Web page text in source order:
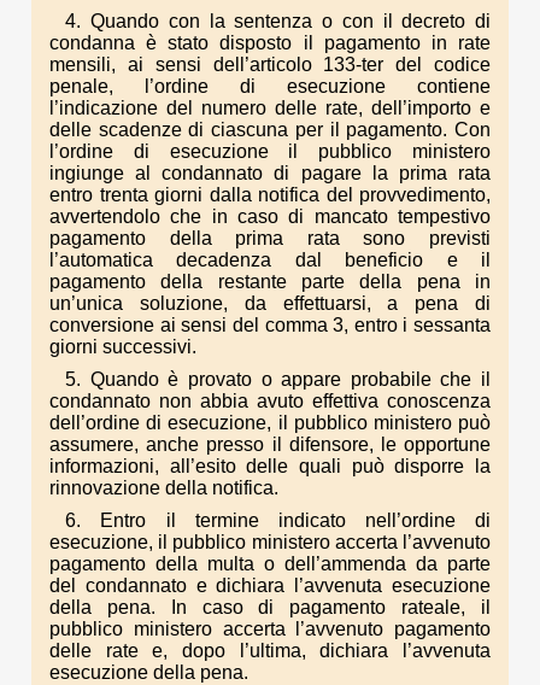
4. Quando con la sentenza o con il decreto di
condanna è stato disposto il pagamento in rate
mensili, ai sensi dell’articolo 133-ter del codice
penale, l’ordine di esecuzione contiene
l’indicazione del numero delle rate, dell’importo e
delle scadenze di ciascuna per il pagamento. Con
l’ordine di esecuzione il pubblico ministero
ingiunge al condannato di pagare la prima rata
entro trenta giorni dalla notifica del provvedimento,
avvertendolo che in caso di mancato tempestivo
pagamento della prima rata sono previsti
l’automatica decadenza dal beneficio e il
pagamento della restante parte della pena in
un’unica soluzione, da effettuarsi, a pena di
conversione ai sensi del comma 3, entro i sessanta
giorni successivi.
5. Quando è provato o appare probabile che il
condannato non abbia avuto effettiva conoscenza
dell’ordine di esecuzione, il pubblico ministero può
assumere, anche presso il difensore, le opportune
informazioni, all’esito delle quali può disporre la
rinnovazione della notifica.
6. Entro il termine indicato nell’ordine di
esecuzione, il pubblico ministero accerta l’avvenuto
pagamento della multa o dell’ammenda da parte
del condannato e dichiara l’avvenuta esecuzione
della pena. In caso di pagamento rateale, il
pubblico ministero accerta l’avvenuto pagamento
delle rate e, dopo l’ultima, dichiara l’avvenuta
esecuzione della pena.